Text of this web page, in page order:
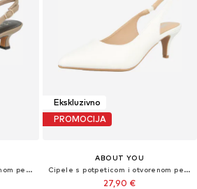
Cipele s potpeticom i otvorenom petom
Ekskluzivno
PROMOCIJA
ABOUT YOU
Cipele s potpeticom i otvorenom petom 'Holly'
27,90 €